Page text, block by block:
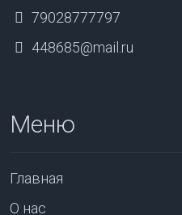
79028777797
448685@mail.ru
Меню
Главная
О нас